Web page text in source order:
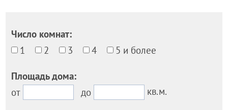
Число комнат:
1
2 3 4 5 и более
Площадь дома:
от
до кв.м.